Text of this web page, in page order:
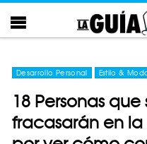
Desarrollo Personal Estilo &
18 Personas
fracasarán en